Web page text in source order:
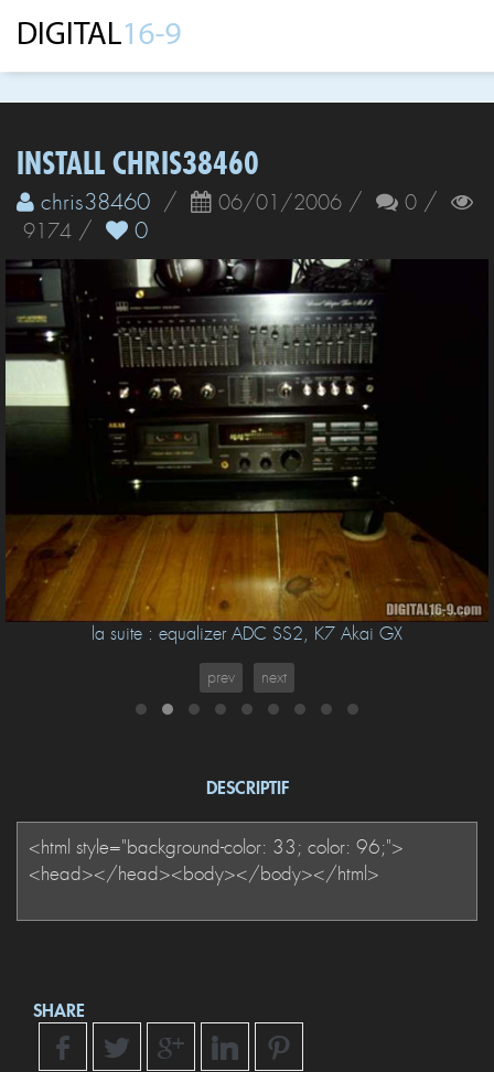
INSTALL CHRIS38460
chris38460 / 06/01/2006 / 0 /
9174 / 0
la suite : equalizer ADC SS2, K7 Akai GX
prev next
DESCRIPTIF
SHARE